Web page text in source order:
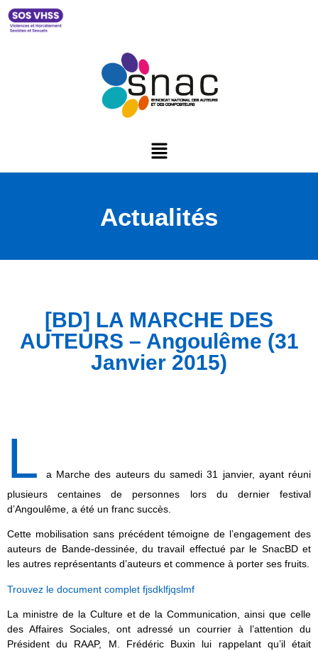
Actualités
[BD] LA MARCHE DES
AUTEURS – Angoulême (31
Janvier 2015)
L
a Marche des auteurs du samedi 31 janvier, ayant réuni
plusieurs centaines de personnes lors du dernier festival
d’Angoulême, a été un franc succès.
Cette mobilisation sans précédent témoigne de l’engagement des
auteurs de Bande-dessinée, du travail effectué par le SnacBD et
les autres représentants d’auteurs et commence à porter ses fruits.
Trouvez le document complet fjsdklfjqslmf
La ministre de la Culture et de la Communication, ainsi que celle
des Affaires Sociales, ont adressé un courrier à l’attention du
Président du RAAP, M. Frédéric Buxin lui rappelant qu’il était